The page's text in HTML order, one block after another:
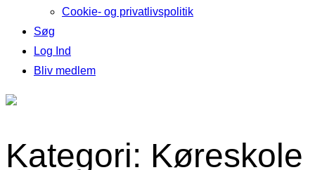
Cookie- og privatlivspolitik
Søg
Log Ind
Bliv medlem
Kategori: Køreskole